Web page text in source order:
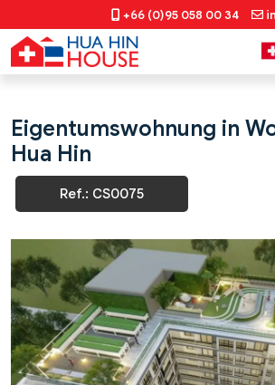
+66 (0)95 058 00 34
Eigentumswohnung in
Hua Hin
Ref.: CS0075
Previous